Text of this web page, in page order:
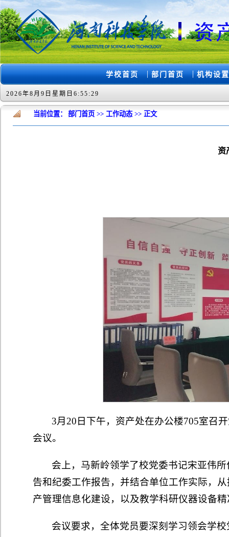
学校首页 |部门首页 |机构设
2026年8月9日星期日6:55:29
当前位置： 部门首页 >> 工作动态 >> 正文
资
3月20日下午，资产处在办公楼705室召
会议。
会上，马新岭领学了校党委书记宋亚伟
告和纪委工作报告，并结合单位工作实际，
产管理信息化建设，以及教学科研仪器设备
会议要求，全体党员要深刻学习领会学